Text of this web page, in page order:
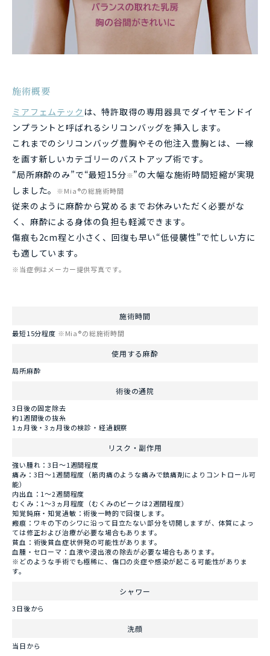
施術概要
ミアフェムテック は、特許取得の専用器具でダイヤモンドイ
ンプラントと呼ばれるシリコンバッグを挿入します。
これまでのシリコンバッグ豊胸やその他注入豊胸とは、一線
を画す新しいカテゴリーのバストアップ術です。
“局所麻酔のみ”で“最短15分※”の大幅な施術時間短縮が実現
しました。
※Mia®の総施術時間
従来のように麻酔から覚めるまでお休みいただく必要がな
く、麻酔による身体の負担も軽減できます。
傷痕も2cm程と小さく、回復も早い“低侵襲性”で忙しい方に
も適しています。
※当症例はメーカー提供写真です。
施術時間
最短15分程度 ※Mia®の総施術時間
使用する麻酔
局所麻酔
術後の通院
3日後の固定除去
約1週間後の抜糸
1ヵ月後・3ヵ月後の検診・経過観察
リスク・副作用
強い腫れ：3日～1週間程度
痛み：3日～1週間程度（筋肉痛のような痛みで鎮痛剤によりコントロール可
能）
内出血：1～2週間程度
むくみ：1～3ヵ月程度（むくみのピークは2週間程度）
知覚鈍麻・知覚過敏：術後一時的で回復します。
瘢痕：ワキの下のシワに沿って目立たない部分を切開しますが、体質によっ
ては修正および治療が必要な場合もあります。
貧血：術後貧血症状併発の可能性があります。
血腫・セローマ：血液や浸出液の除去が必要な場合もあります。
※どのような手術でも極稀に、傷口の炎症や感染が起こる可能性がありま
す。
シャワー
3日後から
洗顔
当日から